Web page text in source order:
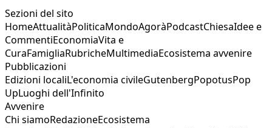
Sezioni del sito
HomeAttualitàPoliticaMondoAgoràPodcastChiesaIdee e
CommentiEconomiaVita e
CuraFamigliaRubricheMultimediaEcosistema avvenire
Pubblicazioni
Edizioni localiL'economia civileGutenbergPopotusPop
UpLuoghi dell'Infinito
Avvenire
Chi siamoRedazioneEcosistema